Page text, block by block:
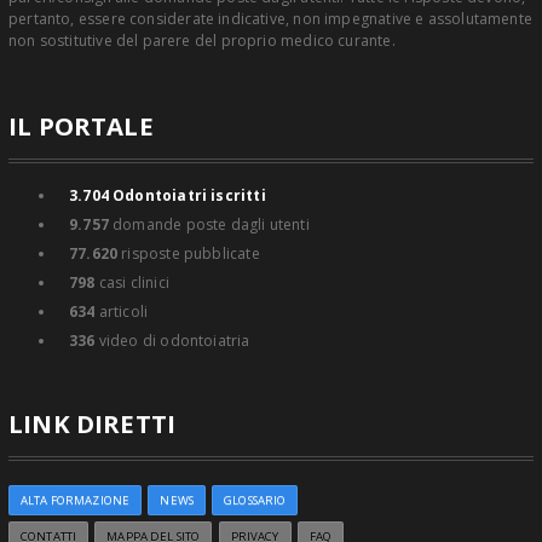
pertanto, essere considerate indicative, non impegnative e assolutamente
non sostitutive del parere del proprio medico curante.
IL PORTALE
3.704Odontoiatri iscritti
9.757domande poste dagli utenti
77.620 risposte pubblicate
798 casi clinici
634 articoli
336 video di odontoiatria
LINK DIRETTI
ALTA FORMAZIONE NEWS GLOSSARIO
CONTATTI MAPPA DEL SITO PRIVACY FAQ